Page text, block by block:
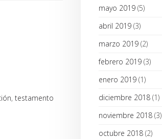
, testamento
mayo 2019 (5)
abril 2019 (3)
marzo 2019 (2)
febrero 2019 (3)
enero 2019 (1)
diciembre 2018 (1)
noviembre 2018 (3)
octubre 2018 (2)